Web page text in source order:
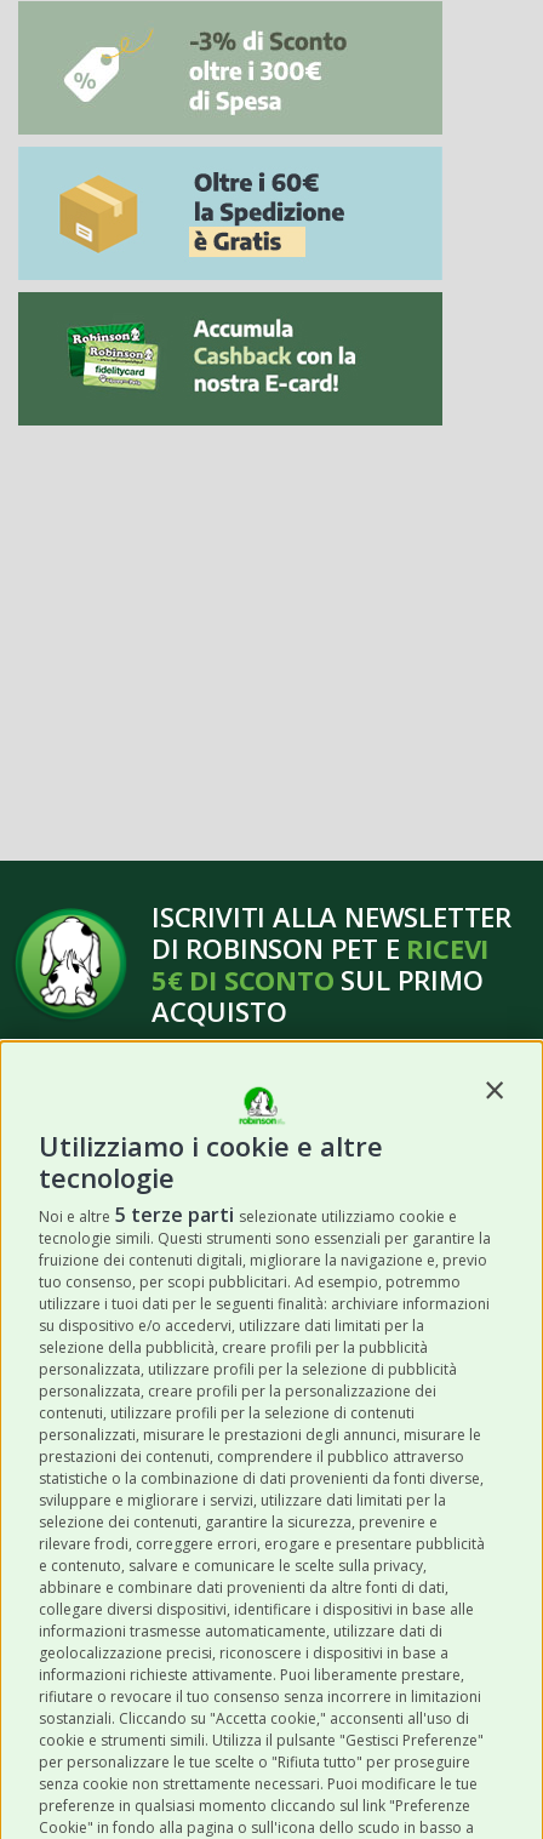
Utilizziamo i cookie e altre
tecnologie
Noi e altre 5 terze parti selezionate utilizziamo cookie e
tecnologie simili. Questi strumenti sono essenziali per garantire la
fruizione dei contenuti digitali, migliorare la navigazione e, previo
tuo consenso, per scopi pubblicitari. Ad esempio, potremmo
utilizzare i tuoi dati per le seguenti finalità: archiviare informazioni
su dispositivo e/o accedervi, utilizzare dati limitati per la
selezione della pubblicità, creare profili per la pubblicità
personalizzata, utilizzare profili per la selezione di pubblicità
personalizzata, creare profili per la personalizzazione dei
contenuti, utilizzare profili per la selezione di contenuti
personalizzati, misurare le prestazioni degli annunci, misurare le
prestazioni dei contenuti, comprendere il pubblico attraverso
statistiche o la combinazione di dati provenienti da fonti diverse,
sviluppare e migliorare i servizi, utilizzare dati limitati per la
selezione dei contenuti, garantire la sicurezza, prevenire e
rilevare frodi, correggere errori, erogare e presentare pubblicità
e contenuto, salvare e comunicare le scelte sulla privacy,
abbinare e combinare dati provenienti da altre fonti di dati,
collegare diversi dispositivi, identificare i dispositivi in base alle
informazioni trasmesse automaticamente, utilizzare dati di
geolocalizzazione precisi, riconoscere i dispositivi in base a
informazioni richieste attivamente. Puoi liberamente prestare,
rifiutare o revocare il tuo consenso senza incorrere in limitazioni
sostanziali. Cliccando su "Accetta cookie," acconsenti all'uso di
cookie e strumenti simili. Utilizza il pulsante "Gestisci Preferenze"
per personalizzare le tue scelte o "Rifiuta tutto" per proseguire
senza cookie non strettamente necessari. Puoi modificare le tue
preferenze in qualsiasi momento cliccando sul link "Preferenze
Cookie" in fondo alla pagina o sull'icona dello scudo in basso a
ISCRIVITI ALLA NEWSLETTER
DI ROBINSON PET E RICEVI
5€ DI SCONTO SUL PRIMO
ACQUISTO
Acconsento a ricevere newsletter,
aggiornamenti e offerte promozionali da
Robinson Pet Shop tramite email.*
ULTIMI POST
CATEGORIE
SHOP ONLINE
CONTATTI
0543 096850
Contattaci